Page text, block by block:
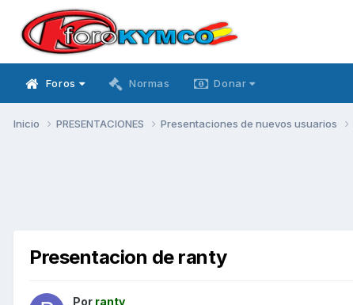
Foros Normas Donar
Inicio PRESENTACIONES Presentaciones de nuevos usuarios
Presentacion de ranty
Por ranty